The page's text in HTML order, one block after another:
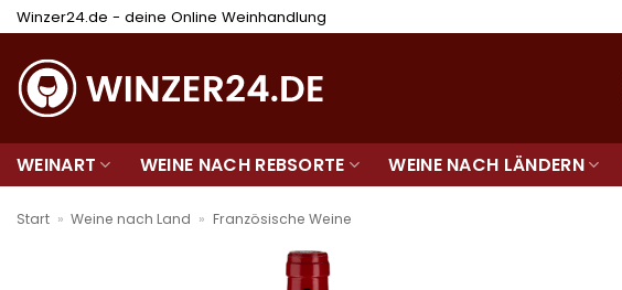
Zum
springen
Winzer24.de - deine Online Weinhandlung
WEINART WEINE NACH REBSORTE WEINE NACH LÄNDERN
Start » Weine nach Land » Französische Weine